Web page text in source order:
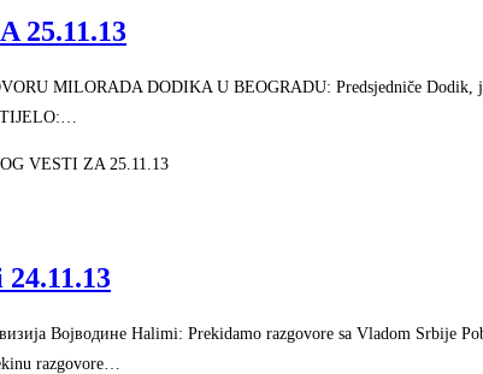
25.11.13
MILORADA DODIKA U BEOGRADU: Predsjedniče Dodik,
VESTI ZA 25.11.13
Војводине Halimi: Prekidamo razgovore sa Vladom Srbije
razgovore…